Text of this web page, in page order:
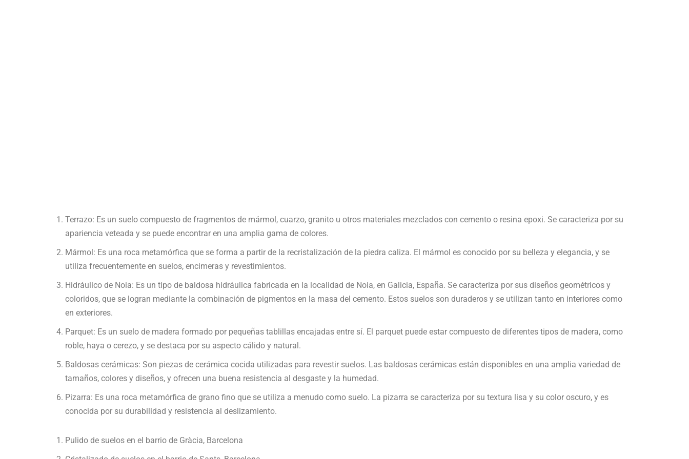
Terrazo: Es un suelo compuesto de fragmentos de mármol, cuarzo, granito u otros materiales mezclados con cemento o resina epoxi. Se caracteriza por su
apariencia veteada y se puede encontrar en una amplia gama de colores.
Mármol: Es una roca metamórfica que se forma a partir de la recristalización de la piedra caliza. El mármol es conocido por su belleza y elegancia, y se
utiliza frecuentemente en suelos, encimeras y revestimientos.
Hidráulico de Noia: Es un tipo de baldosa hidráulica fabricada en la localidad de Noia, en Galicia, España. Se caracteriza por sus diseños geométricos y
coloridos, que se logran mediante la combinación de pigmentos en la masa del cemento. Estos suelos son duraderos y se utilizan tanto en interiores como
en exteriores.
Parquet: Es un suelo de madera formado por pequeñas tablillas encajadas entre sí. El parquet puede estar compuesto de diferentes tipos de madera, como
roble, haya o cerezo, y se destaca por su aspecto cálido y natural.
Baldosas cerámicas: Son piezas de cerámica cocida utilizadas para revestir suelos. Las baldosas cerámicas están disponibles en una amplia variedad de
tamaños, colores y diseños, y ofrecen una buena resistencia al desgaste y la humedad.
Pizarra: Es una roca metamórfica de grano fino que se utiliza a menudo como suelo. La pizarra se caracteriza por su textura lisa y su color oscuro, y es
conocida por su durabilidad y resistencia al deslizamiento.
Pulido de suelos en el barrio de Gràcia, Barcelona